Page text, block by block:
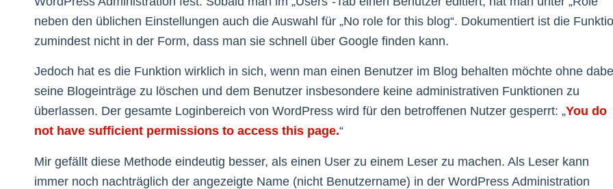
neben den üblichen Einstellungen auch die Auswahl für „No role for this blog“. Dokumentiert ist die
zumindest nicht in der Form, dass man sie schnell über Google finden kann.
Jedoch hat es die Funktion wirklich in sich, wenn man einen Benutzer im Blog behalten möchte ohne
seine Blogeinträge zu löschen und dem Benutzer insbesondere keine administrativen Funktionen zu
überlassen. Der gesamte Loginbereich von WordPress wird für den betroffenen Nutzer gesperrt: „You do
not have sufficient permissions to access this page.“
Mir gefällt diese Methode eindeutig besser, als einen User zu einem Leser zu machen. Als Leser kann
immer noch nachträglich der angezeigte Name (nicht Benutzername) in der WordPress Administration